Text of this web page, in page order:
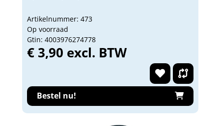
Artikelnummer: 473
Op voorraad
Gtin: 4003976274778
€ 3,90 excl. BTW
Bestel nu!